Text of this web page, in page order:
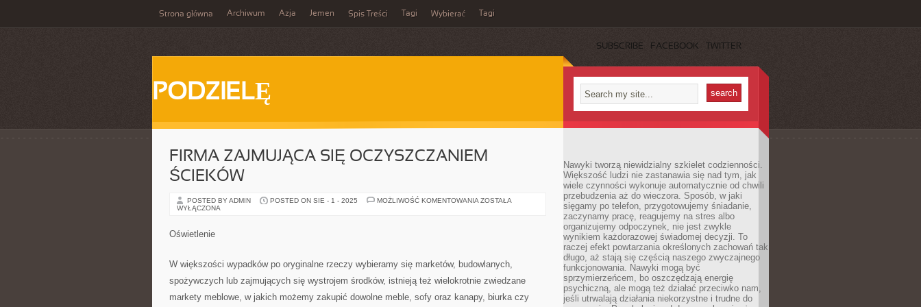
Strona główna Archiwum Azja Jemen Spis Treści Tagi Wybierać Tagi
SUBSCRIBE FACEBOOK TWITTER
PODZIELĘ
FIRMA ZAJMUJĄCA SIĘ OCZYSZCZANIEM
ŚCIEKÓW
POSTED BY ADMIN POSTED ON SIE - 1 - 2025 MOŻLIWOŚĆ KOMENTOWANIA FIRMA
ZOSTAŁA
WYŁĄCZONA
Oświetlenie
W większości wypadków po oryginalne rzeczy wybieramy się marketów, budowlanych,
spożywczych lub zajmujących się wystrojem środków, istnieją też wielokrotnie zwiedzane
markety meblowe, w jakich możemy zakupić dowolne meble, sofy oraz kanapy, biurka czy
Nawyki tworzą niewidzialny szkielet codzienności.
Większość ludzi nie zastanawia się nad tym, jak
wiele czynności wykonuje automatycznie od chwili
przebudzenia aż do wieczora. Sposób, w jaki
sięgamy po telefon, przygotowujemy śniadanie,
zaczynamy pracę, reagujemy na stres albo
organizujemy odpoczynek, nie jest zwykle
wynikiem każdorazowej świadomej decyzji. To
raczej efekt powtarzania określonych zachowań tak
długo, aż stają się częścią naszego zwyczajnego
funkcjonowania. Nawyki mogą być
sprzymierzeńcem, bo oszczędzają energię
psychiczną, ale mogą też działać przeciwko nam,
jeśli utrwalają działania niekorzystne i trudne do